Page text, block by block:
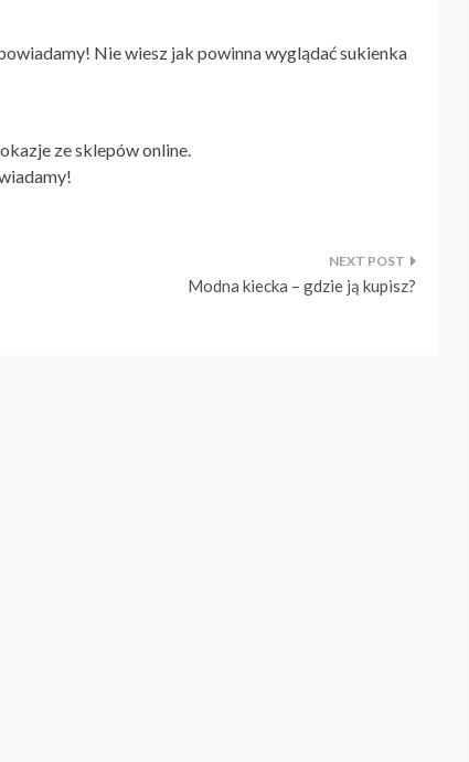
Nie wiesz jak powinna wyglądać sukienka
ze sklepów online.
Modna kiecka – gdzie ją kupisz?